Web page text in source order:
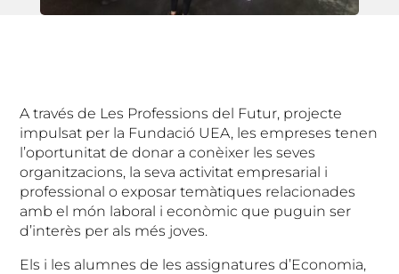
A través de Les Professions del Futur, projecte
impulsat per la Fundació UEA, les empreses tenen
l’oportunitat de donar a conèixer les seves
organitzacions, la seva activitat empresarial i
professional o exposar temàtiques relacionades
amb el món laboral i econòmic que puguin ser
d’interès per als més joves.
Els i les alumnes de les assignatures d’Economia,